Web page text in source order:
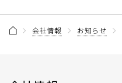
会社情報 お知らせ